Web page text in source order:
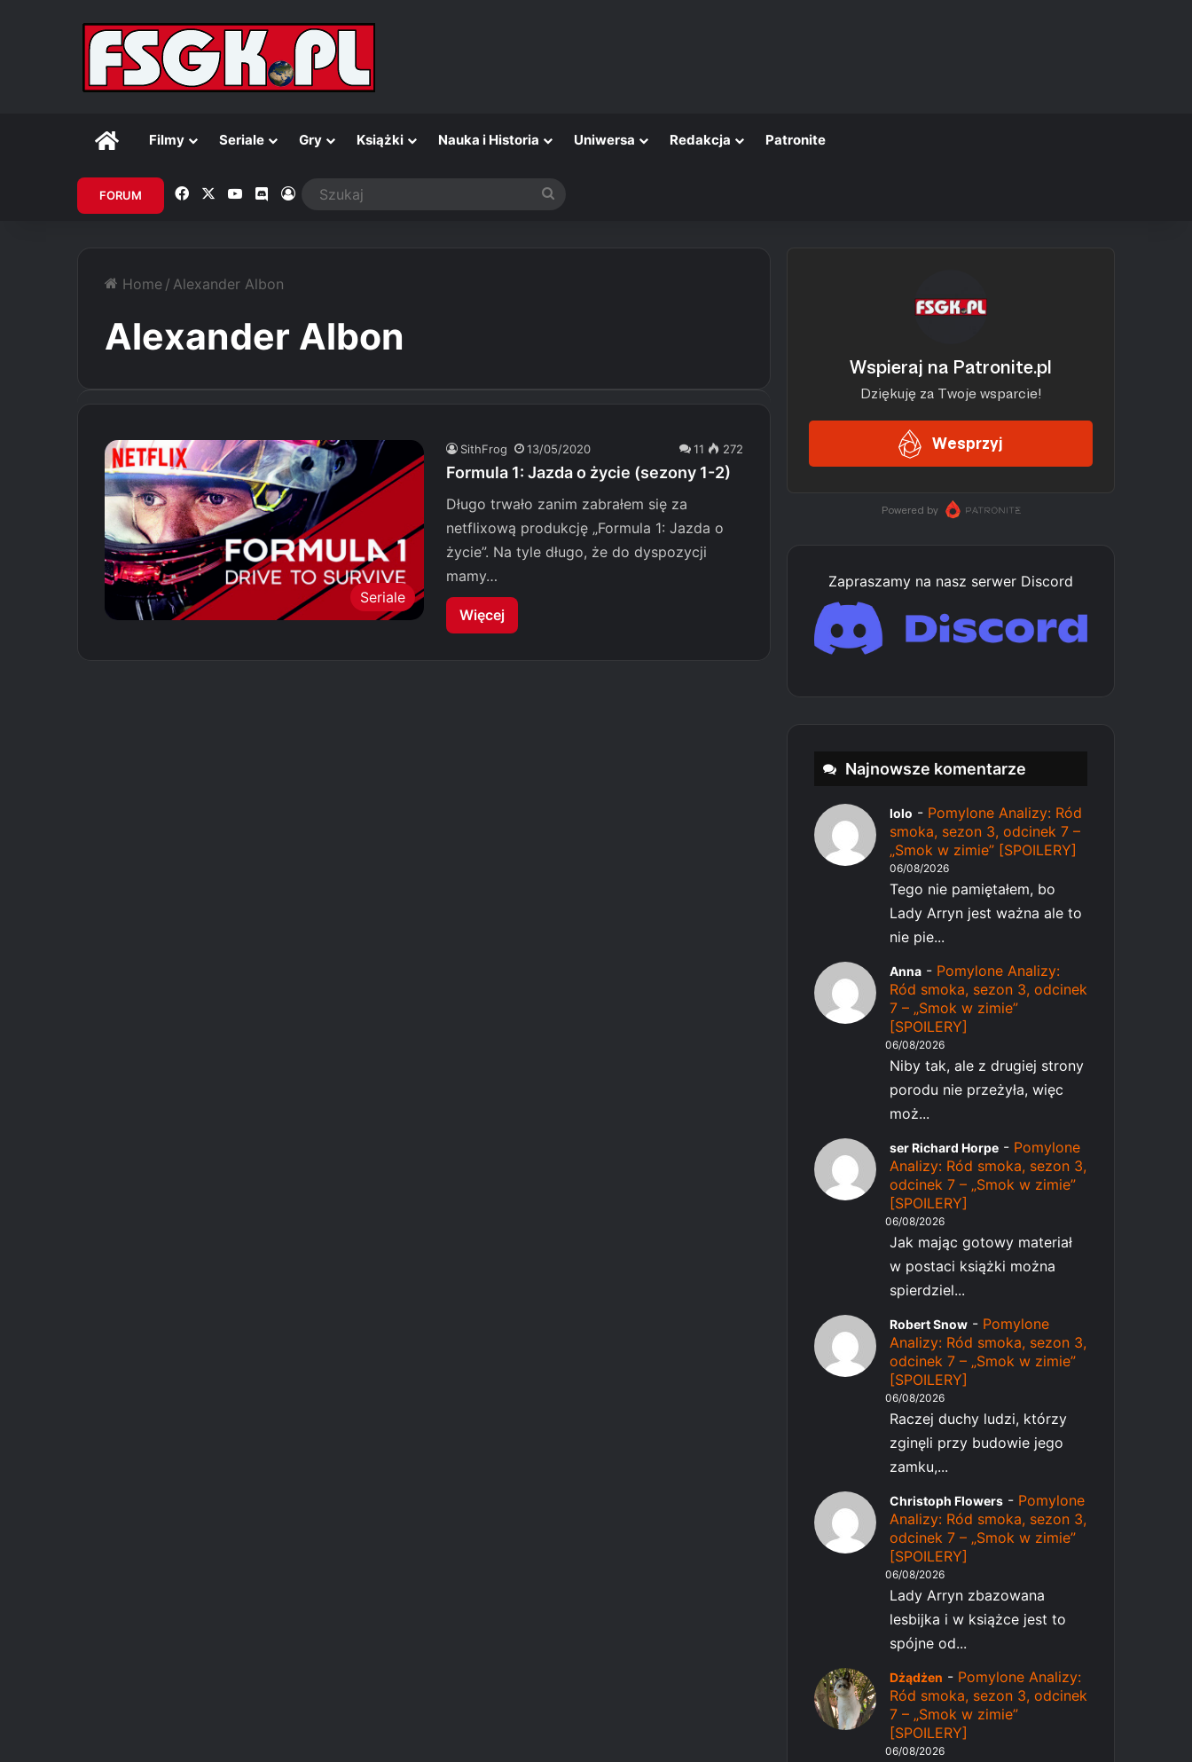
GłównaFilmy Seriale Gry Książki Nauka i Historia Uniwersa Redakcja Patronite
FORUM Facebook YouTubeDiscordZaloguj
Home / Alexander Albon
Alexander Albon
Seriale
SithFrog 13/05/2020 11 272
Formula 1: Jazda o życie (sezony 1-2)
Długo trwało zanim zabrałem się za
netflixową produkcję „Formula 1: Jazda o
życie”. Na tyle długo, że do dyspozycji
mamy…
Więcej
Zapraszamy na nasz serwer Discord
Najnowsze komentarze
lolo - Pomylone Analizy: Ród
smoka, sezon 3, odcinek 7 –
„Smok w zimie” [SPOILERY]
06/08/2026
Tego nie pamiętałem, bo
Lady Arryn jest ważna ale to
nie pie...
Anna - Pomylone Analizy:
Ród smoka, sezon 3, odcinek
7 – „Smok w zimie”
[SPOILERY]
06/08/2026
Niby tak, ale z drugiej strony
porodu nie przeżyła, więc
moż...
ser Richard Horpe - Pomylone
Analizy: Ród smoka, sezon 3,
odcinek 7 – „Smok w zimie”
[SPOILERY]
06/08/2026
Jak mając gotowy materiał
w postaci książki można
spierdziel...
Robert Snow - Pomylone
Analizy: Ród smoka, sezon 3,
odcinek 7 – „Smok w zimie”
[SPOILERY]
06/08/2026
Raczej duchy ludzi, którzy
zginęli przy budowie jego
zamku,...
Christoph Flowers - Pomylone
Analizy: Ród smoka, sezon 3,
odcinek 7 – „Smok w zimie”
[SPOILERY]
06/08/2026
Lady Arryn zbazowana
lesbijka i w książce jest to
spójne od...
Dżądżen - Pomylone Analizy:
Ród smoka, sezon 3, odcinek
7 – „Smok w zimie”
[SPOILERY]
06/08/2026